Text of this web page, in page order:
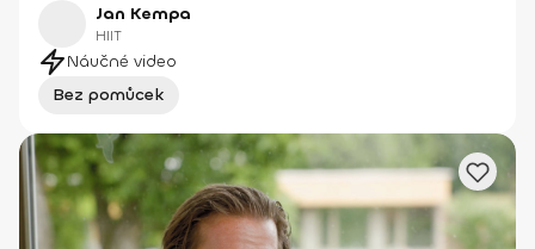
Jan Kempa
HIIT
Náučné video
Bez pomůcek